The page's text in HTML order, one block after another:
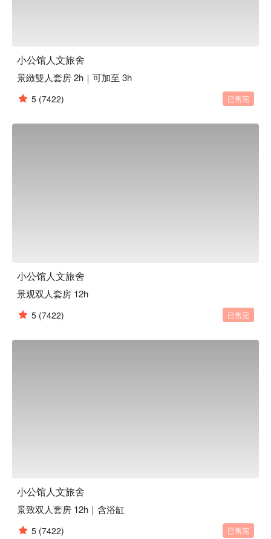
小公馆人文旅舍
景緻雙人套房 2h｜可加至 3h
5 (7422) 已售完
小公馆人文旅舍
景观双人套房 12h
5 (7422) 已售完
小公馆人文旅舍
景致双人套房 12h｜含浴缸
5 (7422) 已售完